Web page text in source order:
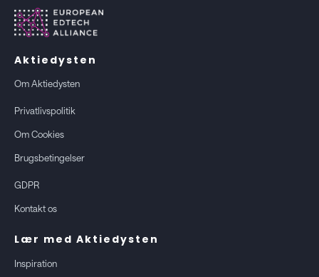
Aktiedysten
Om Aktiedysten
Privatlivspolitik
Om Cookies
Brugsbetingelser
GDPR
Kontakt os
Lær med Aktiedysten
Inspiration